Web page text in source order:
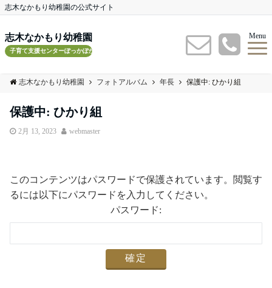
志木なかもり幼稚園の公式サイト
志木なかもり幼稚園
子育て支援センターぽっかぽかルーム
Menu
志木なかもり幼稚園 フォトアルバム 年長 保護中: ひかり組
保護中: ひかり組
2月 13, 2023 webmaster
このコンテンツはパスワードで保護されています。閲覧す
るには以下にパスワードを入力してください。
パスワード: